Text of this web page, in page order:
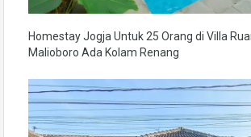
Homestay Jogja Untuk 25 Orang di Villa
Malioboro Ada Kolam Renang